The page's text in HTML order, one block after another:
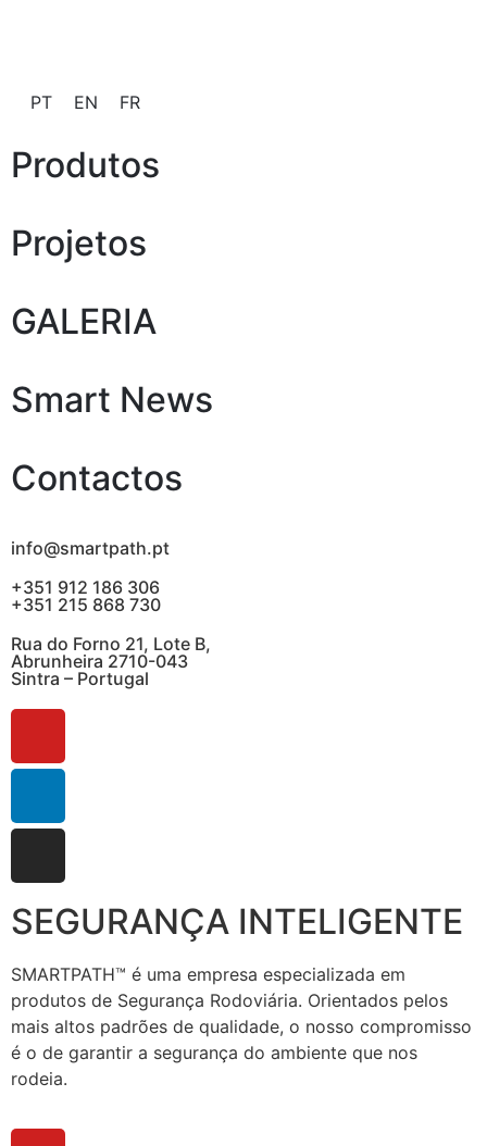
PT EN FR
Produtos
Projetos
GALERIA
Smart News
Contactos
info@smartpath.pt
+351 912 186 306
+351 215 868 730
Rua do Forno 21, Lote B,
Abrunheira 2710-043
Sintra – Portugal
SEGURANÇA INTELIGENTE
SMARTPATH™ é uma empresa especializada em
produtos de Segurança Rodoviária. Orientados pelos
mais altos padrões de qualidade, o nosso compromisso
é o de garantir a segurança do ambiente que nos
rodeia.